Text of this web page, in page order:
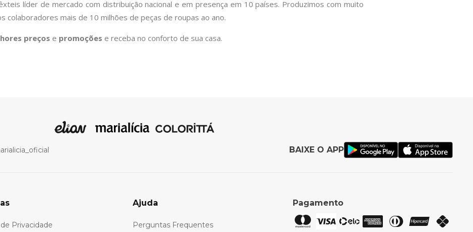
líder de mercado com distribuição nacional e em presença em 10 países. Produzimos com muito
colaboradores mais de 10 milhões de peças de roupas ao ano.
preços e promoções e receba no conforto de sua casa.
BAIXE O APP
Privacidade
Ajuda
Perguntas Frequentes
Pagamento